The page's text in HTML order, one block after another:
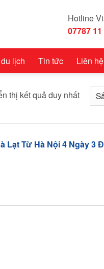
Hotline
07787
lịch Tin tức Liên hệ
thị kết quả duy nhất
Lạt Từ Hà Nội 4 Ngày 3